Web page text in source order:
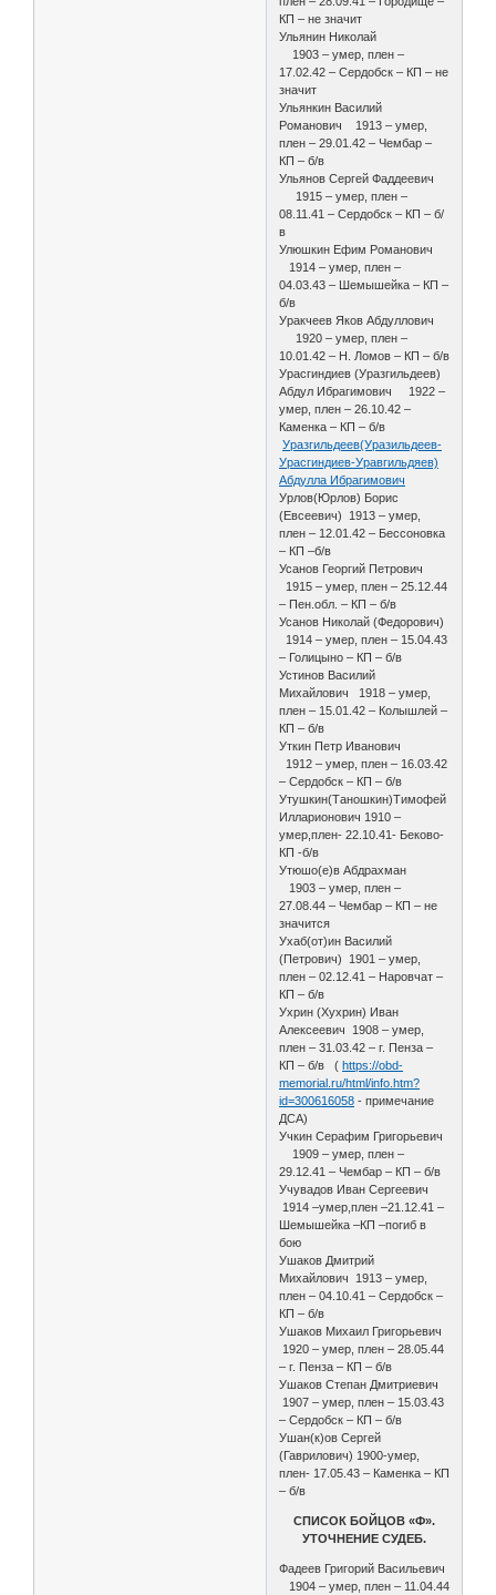
КП – не значит
Ульянин Николай
1903 – умер, плен –
17.02.42 – Сердобск – КП – не
значит
Ульянкин Василий
Романович 1913 – умер,
плен – 29.01.42 – Чембар –
КП – б/в
Ульянов Сергей Фаддеевич
1915 – умер, плен –
08.11.41 – Сердобск – КП – б/
в
Улюшкин Ефим Романович
1914 – умер, плен –
04.03.43 – Шемышейка – КП –
б/в
Уракчеев Яков Абдуллович
1920 – умер, плен –
10.01.42 – Н. Ломов – КП – б/в
Урасгиндиев (Уразгильдеев)
Абдул Ибрагимович 1922 –
умер, плен – 26.10.42 –
Каменка – КП – б/в
Уразгильдеев(Уразильдеев-
Урасгиндиев-Уравгильдяев)
Абдулла Ибрагимович
Урлов(Юрлов) Борис
(Евсеевич) 1913 – умер,
плен – 12.01.42 – Бессоновка
– КП –б/в
Усанов Георгий Петрович
1915 – умер, плен – 25.12.44
– Пен.обл. – КП – б/в
Усанов Николай (Федорович)
1914 – умер, плен – 15.04.43
– Голицыно – КП – б/в
Устинов Василий
Михайлович 1918 – умер,
плен – 15.01.42 – Колышлей –
КП – б/в
Уткин Петр Иванович
1912 – умер, плен – 16.03.42
– Сердобск – КП – б/в
Утушкин(Таношкин)Тимофей
Илларионович 1910 –
умер,плен- 22.10.41- Беково-
КП -б/в
Утюшо(е)в Абдрахман
1903 – умер, плен –
27.08.44 – Чембар – КП – не
значится
Ухаб(от)ин Василий
(Петрович) 1901 – умер,
плен – 02.12.41 – Наровчат –
КП – б/в
Ухрин (Хухрин) Иван
Алексеевич 1908 – умер,
плен – 31.03.42 – г. Пенза –
КП – б/в ( https://obd-
memorial.ru/html/info.htm?
id=300616058 - примечание
ДСА)
Учкин Серафим Григорьевич
1909 – умер, плен –
29.12.41 – Чембар – КП – б/в
Учувадов Иван Сергеевич
1914 –умер,плен –21.12.41 –
Шемышейка –КП –погиб в
бою
Ушаков Дмитрий
Михайлович 1913 – умер,
плен – 04.10.41 – Сердобск –
КП – б/в
Ушаков Михаил Григорьевич
1920 – умер, плен – 28.05.44
– г. Пенза – КП – б/в
Ушаков Степан Дмитриевич
1907 – умер, плен – 15.03.43
– Сердобск – КП – б/в
Ушан(к)ов Сергей
(Гаврилович) 1900-умер,
плен- 17.05.43 – Каменка – КП
– б/в
СПИСОК БОЙЦОВ «Ф».
УТОЧНЕНИЕ СУДЕБ.
Фадеев Григорий Васильевич
1904 – умер, плен – 11.04.44